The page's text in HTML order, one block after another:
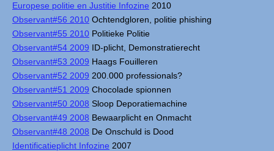
Europese politie en Justitie Infozine 2010
Observant#56 2010 Ochtendgloren, politie phishing
Observant#55 2010 Politieke Politie
Observant#54 2009 ID-plicht, Demonstratierecht
Observant#53 2009 Haags Fouilleren
Observant#52 2009 200.000 professionals?
Observant#51 2009 Chocolade spionnen
Observant#50 2008 Sloop Deporatiemachine
Observant#49 2008 Bewaarplicht en Onmacht
Observant#48 2008 De Onschuld is Dood
Identificatieplicht Infozine 2007